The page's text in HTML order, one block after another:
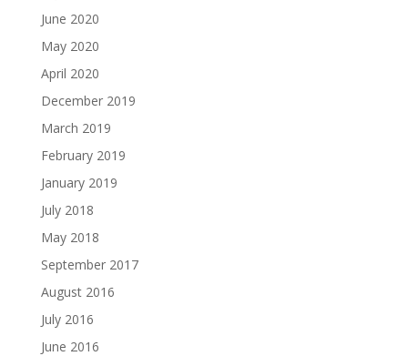
June 2020
May 2020
April 2020
December 2019
March 2019
February 2019
January 2019
July 2018
May 2018
September 2017
August 2016
July 2016
June 2016